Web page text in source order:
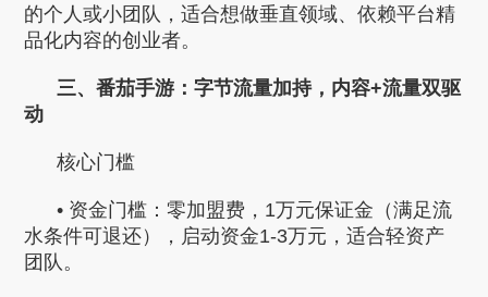
的个人或小团队，适合想做垂直领域、依赖平台精
品化内容的创业者。
三、番茄手游：字节流量加持，内容+流量双驱
动
核心门槛
• 资金门槛：零加盟费，1万元保证金（满足流
水条件可退还），启动资金1-3万元，适合轻资产
团队。